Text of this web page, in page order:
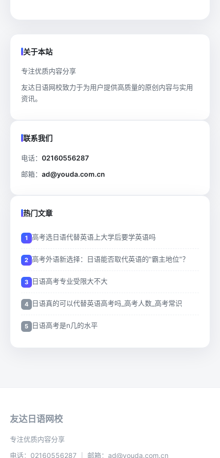
关于本站
专注优质内容分享
友达日语网校致力于为用户提供高质量的原创内容与实用
资讯。
联系我们
电话： 02160556287
邮箱： ad@youda.com.cn
热门文章
高考选日语代替英语上大学后要学英语吗
高考外语新选择：日语能否取代英语的"霸主地位"？
日语高考专业受限大不大
日语真的可以代替英语高考吗_高考人数_高考常识
日语高考是n几的水平
友达日语网校
专注优质内容分享
电话：02160556287 ｜ 邮箱：ad@youda.com.cn